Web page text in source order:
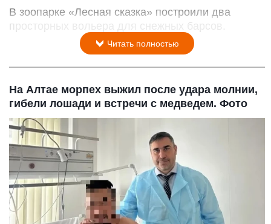
В зоопарке «Лесная сказка» построили два
просторных вольера для снежных барсов.
Читать полностью
На Алтае морпех выжил после удара молнии,
гибели лошади и встречи с медведем. Фото